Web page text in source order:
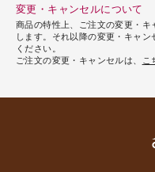
変更・キャンセルについて
商品の特性上、ご注文の変更・
します。それ以降の変更・キャ
ください。
ご注文の変更・キャンセルは、
こ